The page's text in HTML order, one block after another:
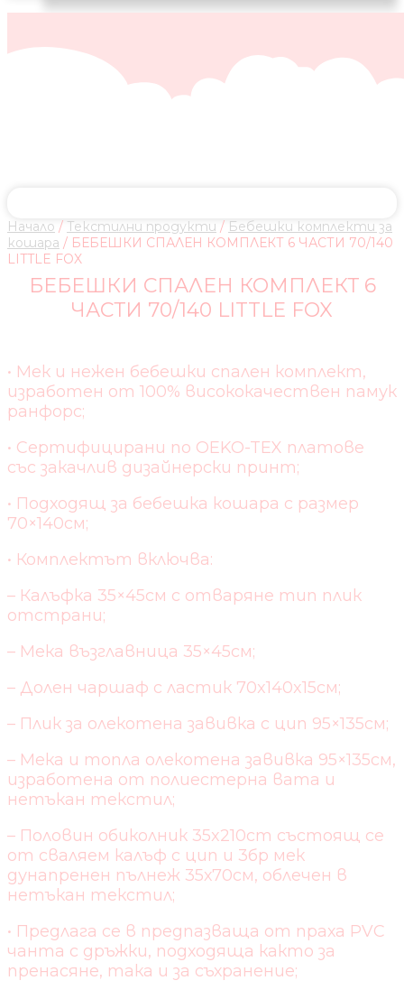
Начало / Текстилни продукти / Бебешки комплекти за
кошара / БЕБЕШКИ СПАЛЕН КОМПЛЕКТ 6 ЧАСТИ 70/140
LITTLE FOX
БЕБЕШКИ СПАЛЕН КОМПЛЕКТ 6
ЧАСТИ 70/140 LITTLE FOX
• Мек и нежен бебешки спален комплект,
изработен от 100% висококачествен памук
ранфорс;
• Сертифицирани по OEKO-TEX платове
със закачлив дизайнерски принт;
• Подходящ за бебешка кошара с размер
70×140см;
• Комплектът включва:
– Калъфка 35×45см с отваряне тип плик
отстрани;
– Мека възглавница 35×45см;
– Долен чаршаф с ластик 70x140x15см;
– Плик за олекотена завивка с цип 95×135см;
– Мека и топла олекотена завивка 95×135см,
изработена от полиестерна вата и
нетъкан текстил;
– Половин обиколник 35x210cm състоящ се
от сваляем калъф с цип и 3бр мек
дунапренен пълнеж 35х70см, облечен в
нетъкан текстил;
• Предлага се в предпазваща от праха PVC
чанта с дръжки, подходяща както за
пренасяне, така и за съхранение;